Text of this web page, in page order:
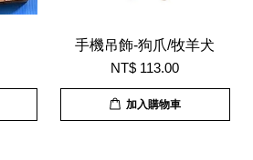
手機吊飾-狗爪/牧羊犬
NT$ 113.00
加入購物車